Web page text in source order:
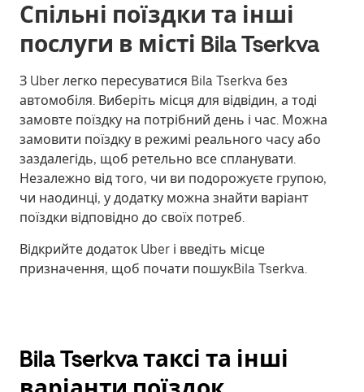
Спільні поїздки та інші
послуги в місті Bila Tserkva
З Uber легко пересуватися Bila Tserkva без
автомобіля. Виберіть місця для відвідин, а тоді
замовте поїздку на потрібний день і час. Можна
замовити поїздку в режимі реального часу або
заздалегідь, щоб ретельно все спланувати.
Незалежно від того, чи ви подорожуєте групою,
чи наодинці, у додатку можна знайти варіант
поїздки відповідно до своїх потреб.
Відкрийте додаток Uber і введіть місце
призначення, щоб почати пошукBila Tserkva.
Bila Tserkva таксі та інші